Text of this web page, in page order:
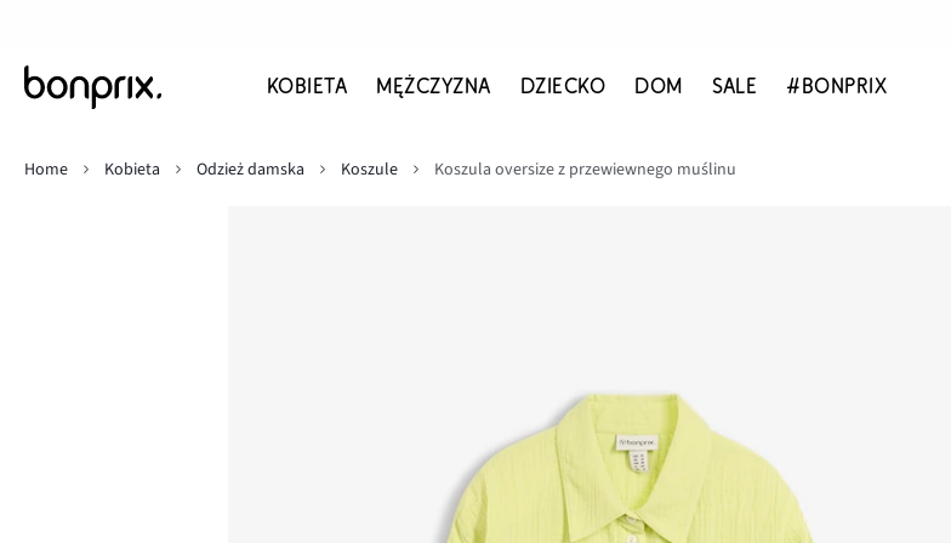
KOBIETA MĘŻCZYZNA DZIECKO DOM SALE #BONPRIX
Home
Kobieta Odzież damska Koszule Koszula oversize z przewiewnego muślinu